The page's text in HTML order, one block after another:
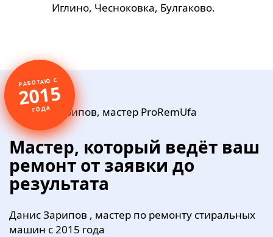
Иглино, Чесноковка, Булгаково.
РАБОТАЮ С
2015
ГОДА
Мастер, который ведёт ваш
ремонт от заявки до
результата
Данис Зарипов , мастер по ремонту стиральных
машин с 2015 года